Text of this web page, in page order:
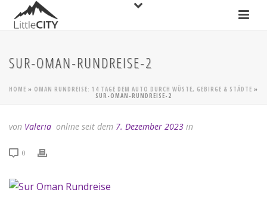
SUR-OMAN-RUNDREISE-2
HOME » OMAN RUNDREISE: 14 TAGE DEM AUTO DURCH WÜSTE, GEBIRGE & STÄDTE »
SUR-OMAN-RUNDREISE-2
von Valeria online seit dem 7. Dezember 2023 in
0